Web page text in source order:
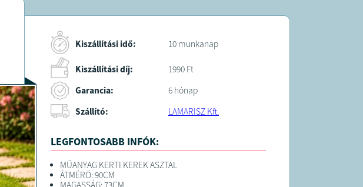
Kiszállítási idő: 10 munkanap
Kiszállítási díj:
1990 Ft
Garancia:
6 hónap
Szállító:
LAMARISZ Kft.
LEGFONTOSABB INFÓK:
MŰANYAG KERTI KEREK ASZTAL
ÁTMÉRŐ: 90CM